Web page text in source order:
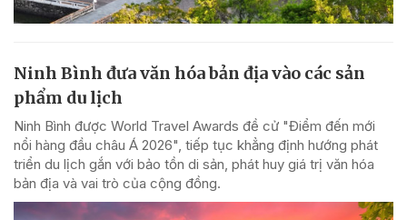
Ninh Bình đưa văn hóa bản địa vào các sản
phẩm du lịch
Ninh Bình được World Travel Awards đề cử "Điểm đến mới
nổi hàng đầu châu Á 2026", tiếp tục khẳng định hướng phát
triển du lịch gắn với bảo tồn di sản, phát huy giá trị văn hóa
bản địa và vai trò của cộng đồng.